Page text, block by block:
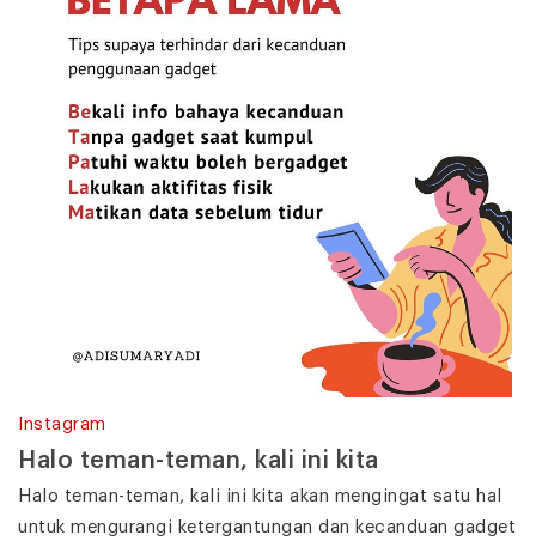
Instagram
Halo teman-teman, kali ini kita
Halo teman-teman, kali ini kita akan mengingat satu hal
untuk mengurangi ketergantungan dan kecanduan gadget